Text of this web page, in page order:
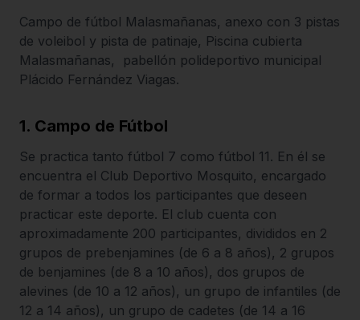
Campo de fútbol Malasmañanas, anexo con 3 pistas
de voleibol y pista de patinaje, Piscina cubierta
Malasmañanas, pabellón polideportivo municipal
Plácido Fernández Viagas.
1. Campo de Fútbol
Se practica tanto fútbol 7 como fútbol 11. En él se
encuentra el Club Deportivo Mosquito, encargado
de formar a todos los participantes que deseen
practicar este deporte. El club cuenta con
aproximadamente 200 participantes, divididos en 2
grupos de prebenjamines (de 6 a 8 años), 2 grupos
de benjamines (de 8 a 10 años), dos grupos de
alevines (de 10 a 12 años), un grupo de infantiles (de
12 a 14 años), un grupo de cadetes (de 14 a 16